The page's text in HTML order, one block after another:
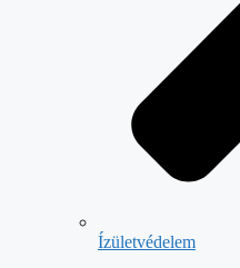
Ízületvédelem